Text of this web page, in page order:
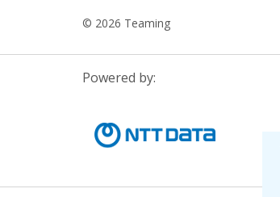
© 2026 Teaming
Powered by: